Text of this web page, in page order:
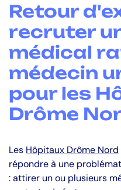
Retour
recruter
médical
médecin
pour les
Drôme
Les Hôpitaux Drôme Nord
répondre à une
: attirer un ou plusieurs